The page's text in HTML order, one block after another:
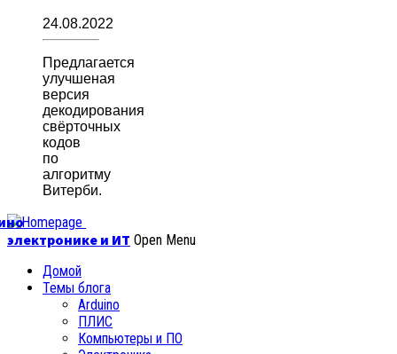
24.08.2022
Предлагается
улучшеная
версия
декодирования
свёрточных
кодов
по
алгоритму
Витерби.
электронике и ИТ Open Menu
Домой
Темы блога
Arduino
ПЛИС
Компьютеры и ПО